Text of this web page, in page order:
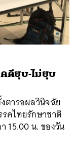
ดียุบ-ไม่ยุบ
ตารอผลวินิจฉัย
คไทยรักษาชาติ
15.00 น. ของวัน